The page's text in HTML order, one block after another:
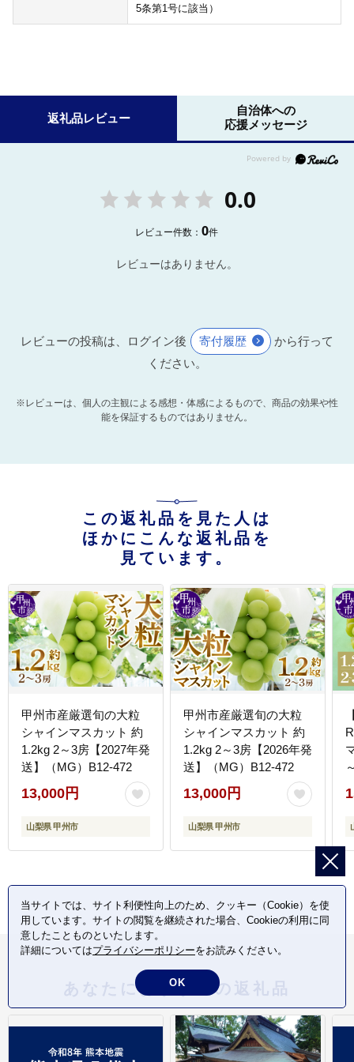
5条第1号に該当）
返礼品レビュー
自治体への
応援メッセージ
0.0
レビュー件数：0件
レビューはありません。
レビューの投稿は、ログイン後 寄付履歴
から行って
ください。
※レビューは、個人の主観による感想・体感によるもので、商品の効果や性
能を保証するものではありません。
この返礼品を見た人は
ほかにこんな返礼品を
見ています。
甲州市産厳選旬の大粒
シャインマスカット 約
1.2kg 2～3房【2027年発
送】（MG）B12-472
13,000円
山梨県 甲州市
甲州市産厳選旬の大粒
シャインマスカット 約
1.2kg 2～3房【2026年発
送】（MG）B12-472
13,000円
山梨県 甲州市
あなたにおすすめの返礼品
当サイトでは、サイト利便性向上のため、クッキー（Cookie）を使
用しています。サイトの閲覧を継続された場合、Cookieの利用に同
意したことものといたします。
詳細についてはプライバシーポリシーをお読みください。
OK